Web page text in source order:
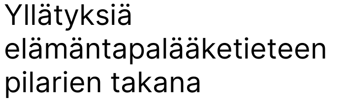
Yllätyksiä
elämäntapalääketieteen
pilarien takana